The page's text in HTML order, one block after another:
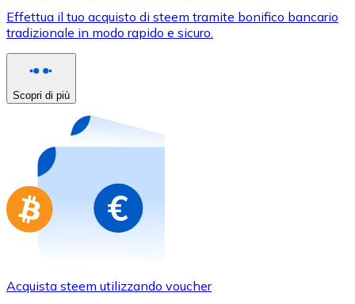
Usa le carte Visa e Mastercard per acquistare
Acquista con carta
Acquista gift card dei tuoi marchi preferiti con
Vai al negozio di carte regalo
Effettua il tuo acquisto di steem tramite bonifico bancario
tradizionale in modo rapido e sicuro.
Scopri di più
Acquista steem utilizzando voucher